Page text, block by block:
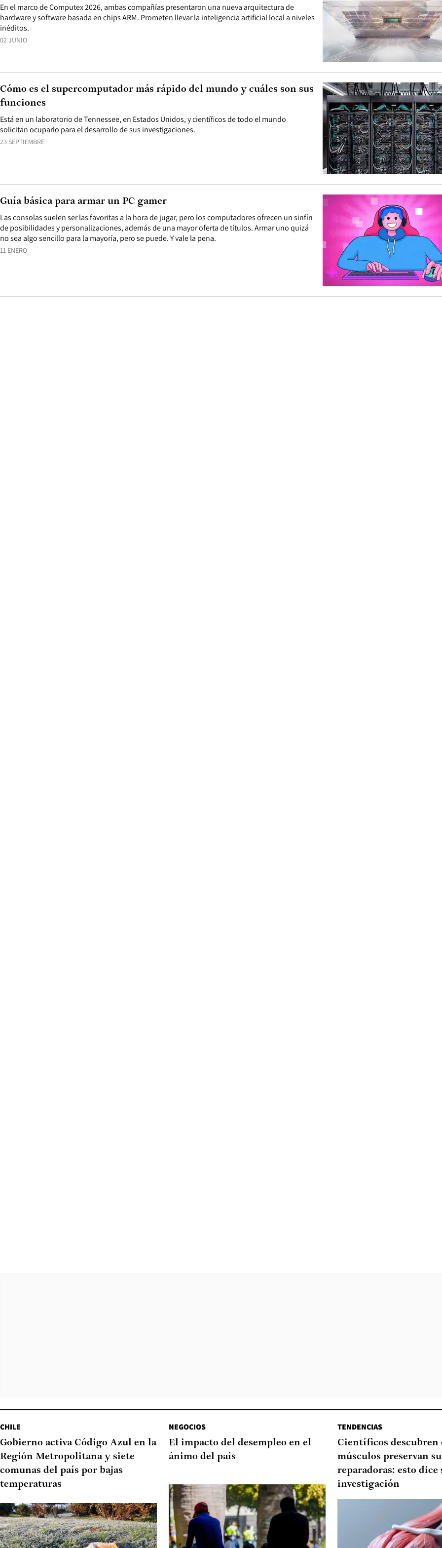
02 JUNIO
En el marco de Computex 2026, ambas compañías presentaron una nueva arquitectura de
hardware y software basada en chips ARM. Prometen llevar la inteligencia artificial local a niveles
inéditos.
23 SEPTIEMBRE
Está en un laboratorio de Tennessee, en Estados Unidos, y científicos de todo el mundo
solicitan ocuparlo para el desarrollo de sus investigaciones.
Cómo es el supercomputador más rápido del mundo y cuáles son sus
funciones
11 ENERO
Las consolas suelen ser las favoritas a la hora de jugar, pero los computadores ofrecen un sinfín
de posibilidades y personalizaciones, además de una mayor oferta de títulos. Armar uno quizá
no sea algo sencillo para la mayoría, pero se puede. Y vale la pena.
Guía básica para armar un PC gamer
CHILE
Gobierno activa Código Azul en la
Región Metropolitana y siete
comunas del país por bajas
temperaturas
NEGOCIOS
El impacto del desempleo en el
ánimo del país
TENDENCIAS
Científicos descubren
músculos preservan
reparadoras: esto dice
investigación